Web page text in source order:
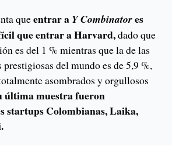
queentrar a Y Combinatores
que entrar a Harvard,dado que
es del 1 % mientras que la de las
prestigiosas del mundo es de 5,9 %,
asombrados y orgullosos
última muestra fueron
startups Colombianas, Laika,